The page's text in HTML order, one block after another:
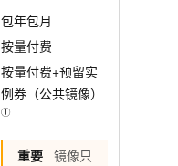
包年包月
按量付费
按量付费+预留实
例券（公共镜像）
①
重要 镜像只